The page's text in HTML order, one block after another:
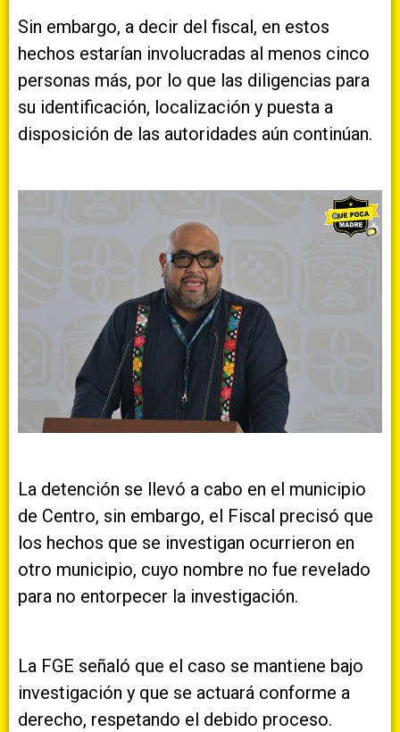
Sin embargo, a decir del fiscal, en estos
hechos estarían involucradas al menos cinco
personas más, por lo que las diligencias para
su identificación, localización y puesta a
disposición de las autoridades aún continúan.
La detención se llevó a cabo en el municipio
de Centro, sin embargo, el Fiscal precisó que
los hechos que se investigan ocurrieron en
otro municipio, cuyo nombre no fue revelado
para no entorpecer la investigación.
La FGE señaló que el caso se mantiene bajo
investigación y que se actuará conforme a
derecho, respetando el debido proceso.